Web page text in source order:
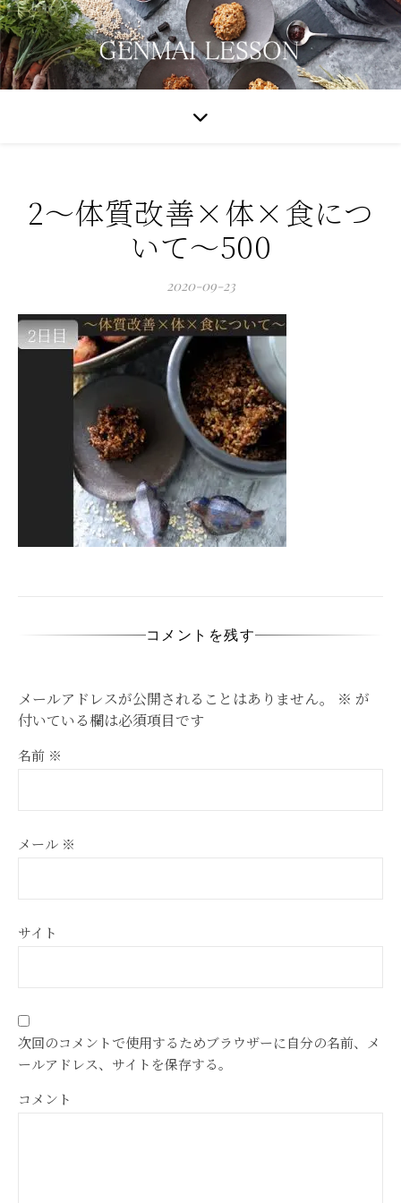
2～体質改善×体×食につ
いて～500
2020-09-23
コメントを残す
メールアドレスが公開されることはありません。 ※ が
付いている欄は必須項目です
名前 ※
メール ※
サイト
次回のコメントで使用するためブラウザーに自分の名前、メ
ールアドレス、サイトを保存する。
コメント